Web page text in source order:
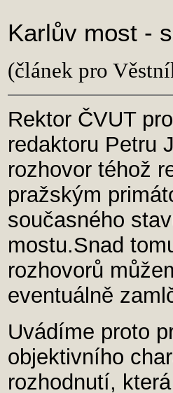
Karlův most -
(článek pro
Rektor ČVUT
redaktoru Petru
rozhovor téhož
pražským
současného
mostu.Snad
rozhovorů
eventuálně
Uvádíme proto
objektivního
rozhodnutí,